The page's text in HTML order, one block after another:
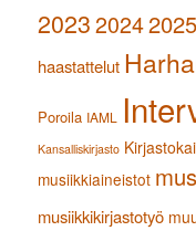
202320242025
haastattelut
Poroila IAML
Kansalliskirjasto
musiikkiaineistot
musiikkikirjastotyö